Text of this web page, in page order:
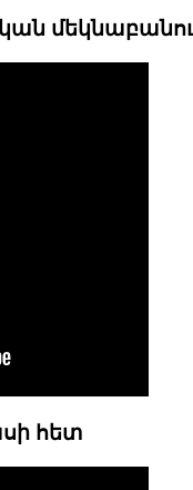
հետ